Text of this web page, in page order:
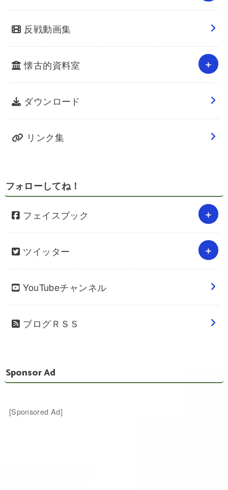
反戦動画集
懐古的資料室
ダウンロード
リンク集
フォローしてね！
フェイスブック
ツイッター
YouTubeチャンネル
ブログＲＳＳ
Sponsor Ad
[Sponsored Ad]